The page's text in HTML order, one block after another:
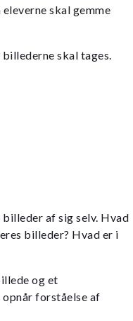
skal gemme
skal tages.
af sig selv. Hvad
billeder? Hvad er i
og et
forståelse af